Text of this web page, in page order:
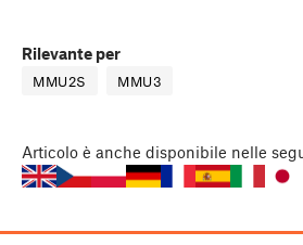
Rilevante per
MMU2S MMU3
Articolo è anche disponibile nelle